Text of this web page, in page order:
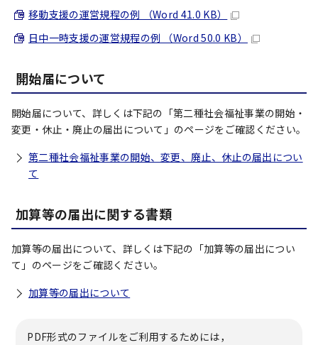
移動支援の運営規程の例 （Word 41.0 KB）
日中一時支援の運営規程の例 （Word 50.0 KB）
開始届について
開始届について、詳しくは下記の「第二種社会福祉事業の開始・
変更・休止・廃止の届出について」のページをご確認ください。
第二種社会福祉事業の開始、変更、廃止、休止の届出につい
て
加算等の届出に関する書類
加算等の届出について、詳しくは下記の「加算等の届出につい
て」のページをご確認ください。
加算等の届出について
PDF形式のファイルをご利用するためには，